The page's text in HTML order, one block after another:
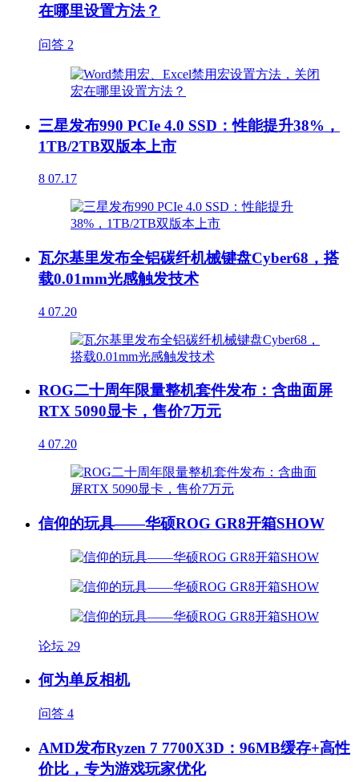
在哪里设置方法？
问答 2
三星发布990 PCIe 4.0 SSD：性能提升38%，
1TB/2TB双版本上市
8 07.17
瓦尔基里发布全铝碳纤机械键盘Cyber68，搭
载0.01mm光感触发技术
4 07.20
ROG二十周年限量整机套件发布：含曲面屏
RTX 5090显卡，售价7万元
4 07.20
信仰的玩具——华硕ROG GR8开箱SHOW
论坛 29
何为单反相机
问答 4
AMD发布Ryzen 7 7700X3D：96MB缓存+高性
价比，专为游戏玩家优化